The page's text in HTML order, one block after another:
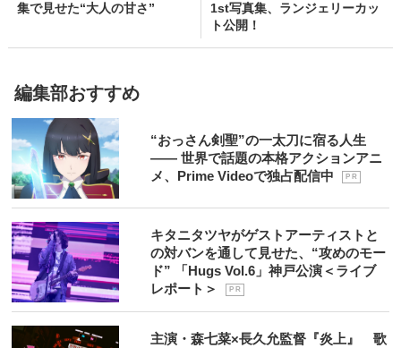
集で見せた“大人の甘さ”
1st写真集、ランジェリーカッ
ト公開！
編集部おすすめ
“おっさん剣聖”の一太刀に宿る人生
―― 世界で話題の本格アクションアニ
メ、Prime Videoで独占配信中
P R
キタニタツヤがゲストアーティストと
の対バンを通して見せた、“攻めのモー
ド” 「Hugs Vol.6」神戸公演＜ライブ
レポート＞
P R
主演・森七菜×長久允監督『炎上』 歌